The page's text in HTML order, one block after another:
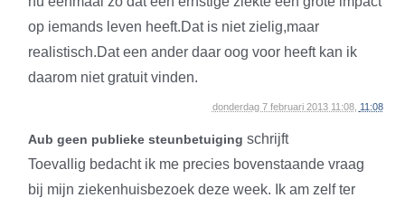
op iemands leven heeft.Dat is niet zielig,maar
realistisch.Dat een ander daar oog voor heeft kan ik
daarom niet gratuit vinden.
donderdag 7 februari 2013 11:08, 11:08
Aub geen publieke steunbetuiging schrijft
Toevallig bedacht ik me precies bovenstaande vraag
bij mijn ziekenhuisbezoek deze week. Ik am zelf ter